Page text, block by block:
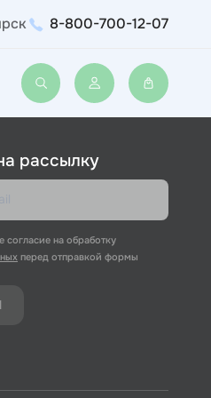
8-800-700-12-07
не
Войти или
рассылку
согласие на обработку
перед отправкой формы